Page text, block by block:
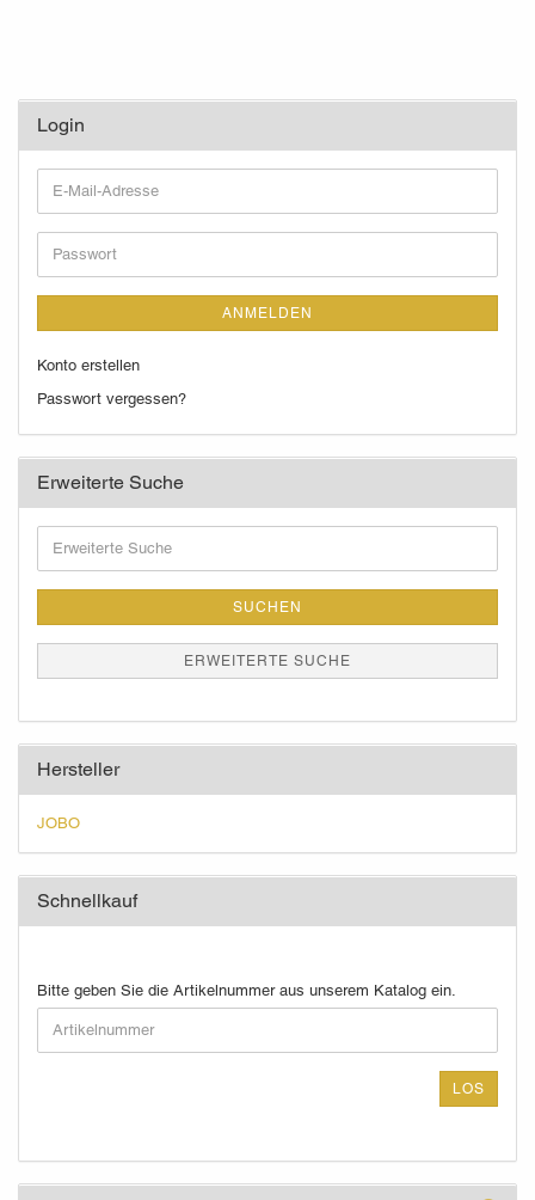
Login
E-
Mail-
Adresse
Passwort
ANMELDEN
Konto erstellen
Passwort vergessen?
Erweiterte Suche
Suche
SUCHEN
ERWEITERTE SUCHE
Hersteller
JOBO
Schnellkauf
BITTE
GEBEN
SIE
DIE
EIN.
Bitte geben Sie die Artikelnummer aus unserem Katalog ein.
LOS